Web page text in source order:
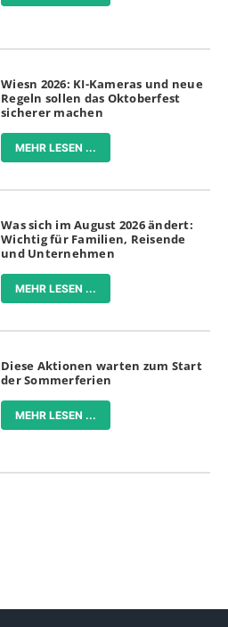
Wiesn 2026: KI-Kameras und neue
Regeln sollen das Oktoberfest
sicherer machen
MEHR LESEN ...
Was sich im August 2026 ändert:
Wichtig für Familien, Reisende
und Unternehmen
MEHR LESEN ...
Diese Aktionen warten zum Start
der Sommerferien
MEHR LESEN ...